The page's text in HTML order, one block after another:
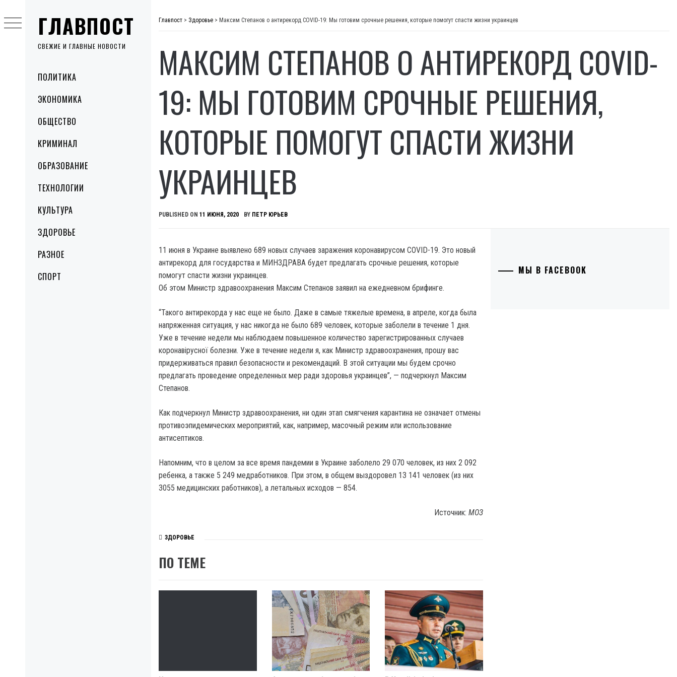
ГЛАВПОСТ
СВЕЖИЕ И ГЛАВНЫЕ НОВОСТИ
MenuПОЛИТИКА
ЭКОНОМИКА
ОБЩЕСТВО
КРИМИНАЛ
ОБРАЗОВАНИЕ
ТЕХНОЛОГИИ
КУЛЬТУРА
ЗДОРОВЬЕ
РАЗНОЕ
СПОРТ
to
content
Главпост > Здоровье > Максим Степанов о антирекорд COVID-19: Мы готовим срочные решения, которые помогут спасти жизни украинцев
МАКСИМ СТЕПАНОВ О АНТИРЕКОРД COVID-
19: МЫ ГОТОВИМ СРОЧНЫЕ РЕШЕНИЯ,
КОТОРЫЕ ПОМОГУТ СПАСТИ ЖИЗНИ
УКРАИНЦЕВ
PUBLISHED ON 11 ИЮНЯ, 2020 BY ПЕТР ЮРЬЕВ
11 июня в Украине выявлено 689 новых случаев заражения коронавирусом COVID-19. Это новый
антирекорд для государства и МИНЗДРАВА будет предлагать срочные решения, которые
помогут спасти жизни украинцев.
Об этом Министр здравоохранения Максим Степанов заявил на ежедневном брифинге.
“Такого антирекорда у нас еще не было. Даже в самые тяжелые времена, в апреле, когда была
напряженная ситуация, у нас никогда не было 689 человек, которые заболели в течение 1 дня.
Уже в течение недели мы наблюдаем повышенное количество зарегистрированных случаев
коронавірусної болезни. Уже в течение недели я, как Министр здравоохранения, прошу вас
придерживаться правил безопасности и рекомендаций. В этой ситуации мы будем срочно
предлагать проведение определенных мер ради здоровья украинцев”, — подчеркнул Максим
Степанов.
Как подчеркнул Министр здравоохранения, ни один этап смягчения карантина не означает отмены
противоэпидемических мероприятий, как, например, масочный режим или использование
антисептиков.
Напомним, что в целом за все время пандемии в Украине заболело 29 070 человек, из них 2 092
ребенка, а также 5 249 медработников. При этом, в общем выздоровел 13 141 человек (из них
3055 медицинских работников), а летальных исходов — 854.
Источник:МОЗ
ЗДОРОВЬЕ
ПО ТЕМЕ
МЫ В FACEBOOK